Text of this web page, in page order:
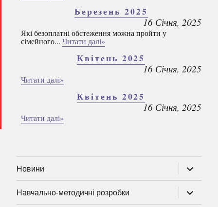
Березень 2025
16 Січня, 2025
Які безоплатні обстеження можна пройти у
сімейного... Читати далі»
Квітень 2025
16 Січня, 2025
Читати далі»
Квітень 2025
16 Січня, 2025
Читати далі»
Новини
підменю
Навчально-методичні розробки
підменю